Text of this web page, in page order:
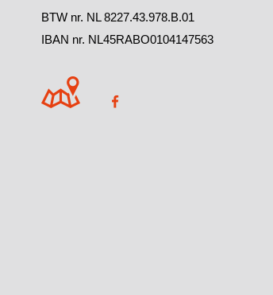
BTW nr. NL 8227.43.978.B.01
IBAN nr. NL45RABO0104147563